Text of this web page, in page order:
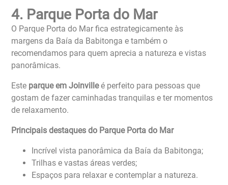
4. Parque Porta do Mar
O Parque Porta do Mar fica estrategicamente às
margens da Baía da Babitonga e também o
recomendamos para quem aprecia a natureza e vistas
panorâmicas.
Este parque em Joinvilleé perfeito para pessoas que
gostam de fazer caminhadas tranquilas e ter momentos
de relaxamento.
Principais destaques do Parque Porta do Mar
Incrível vista panorâmica da Baía da Babitonga;
Trilhas e vastas áreas verdes;
Espaços para relaxar e contemplar a natureza.